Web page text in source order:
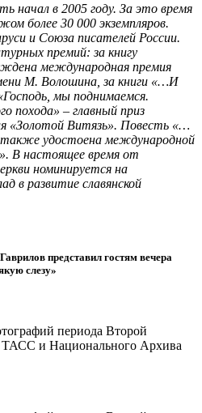
начал в 2005 году. За это время
более 30 000 экземпляров.
и Союза писателей России.
премий: за книгу
международная премия
М. Волошина, за книги «…И
мы поднимаемся.
похода» – главный приз
«Золотой Витязь». Повесть «…
удостоена международной
В настоящее время от
номинируется на
в развитие славянской
представил гостям вечера
слезу»
периода Второй
и Национального Архива